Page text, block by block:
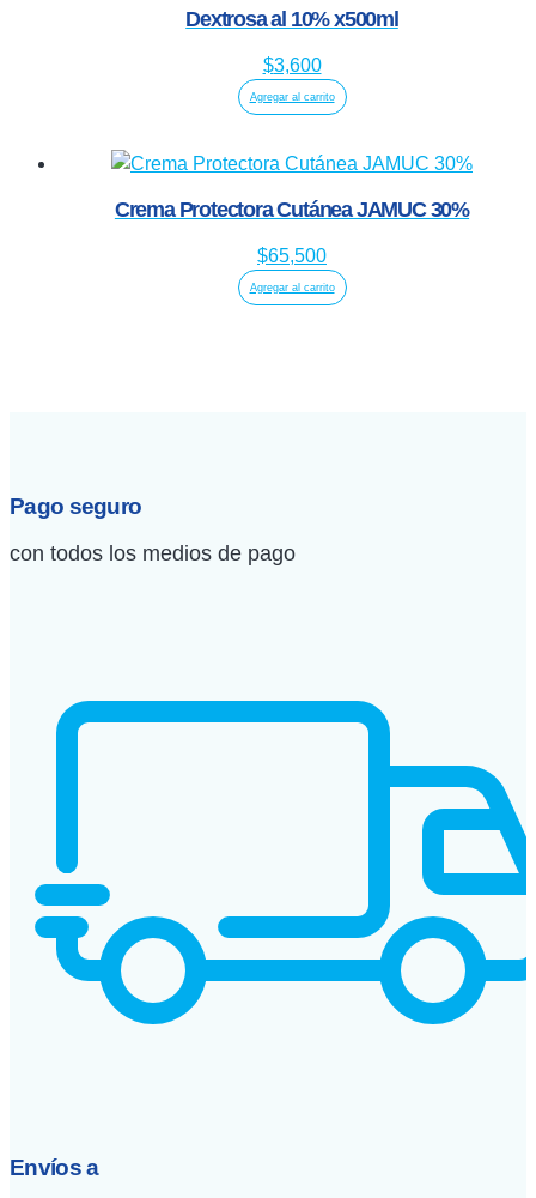
Dextrosa al 10% x500ml
$3,600
Agregar al carrito
Crema Protectora Cutánea JAMUC 30%
$65,500
Agregar al carrito
Pago seguro
con todos los medios de pago
Envíos a